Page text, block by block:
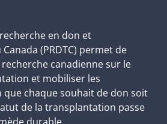
en don et
(PRDTC) permet de
canadienne sur le
et mobiliser les
que chaque souhait de don soit
de la transplantation passe